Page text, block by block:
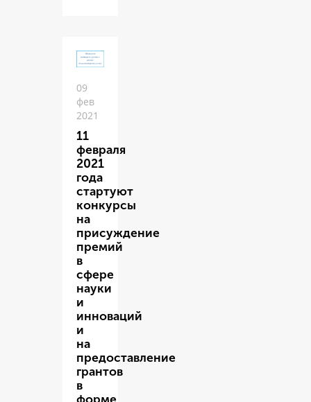
09
фев
2021
11
февраля
2021
года
стартуют
конкурсы
на
присуждение
премий
в
сфере
науки
и
инноваций
и
на
предоставление
грантов
в